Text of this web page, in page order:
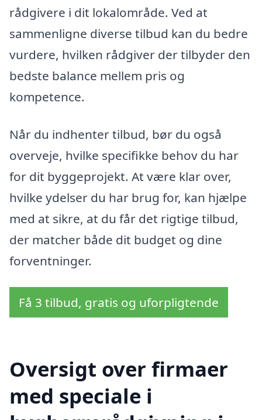
rådgivere i dit lokalområde. Ved at
sammenligne diverse tilbud kan du bedre
vurdere, hvilken rådgiver der tilbyder den
bedste balance mellem pris og
kompetence.
Når du indhenter tilbud, bør du også
overveje, hvilke specifikke behov du har
for dit byggeprojekt. At være klar over,
hvilke ydelser du har brug for, kan hjælpe
med at sikre, at du får det rigtige tilbud,
der matcher både dit budget og dine
forventninger.
Få 3 tilbud, gratis og uforpligtende
Oversigt over firmaer
med speciale i